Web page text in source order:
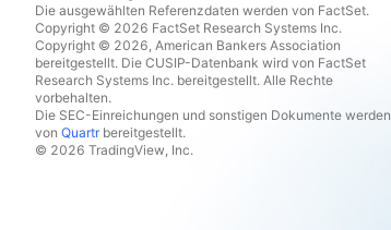
Die ausgewählten Referenzdaten werden von FactSet.
Copyright © 2026 FactSet Research Systems Inc.
Copyright © 2026, American Bankers Association
bereitgestellt. Die CUSIP-Datenbank wird von FactSet
Research Systems Inc. bereitgestellt. Alle Rechte
vorbehalten.
Die SEC-Einreichungen und sonstigen Dokumente werden
von Quartrbereitgestellt.
© 2026 TradingView, Inc.